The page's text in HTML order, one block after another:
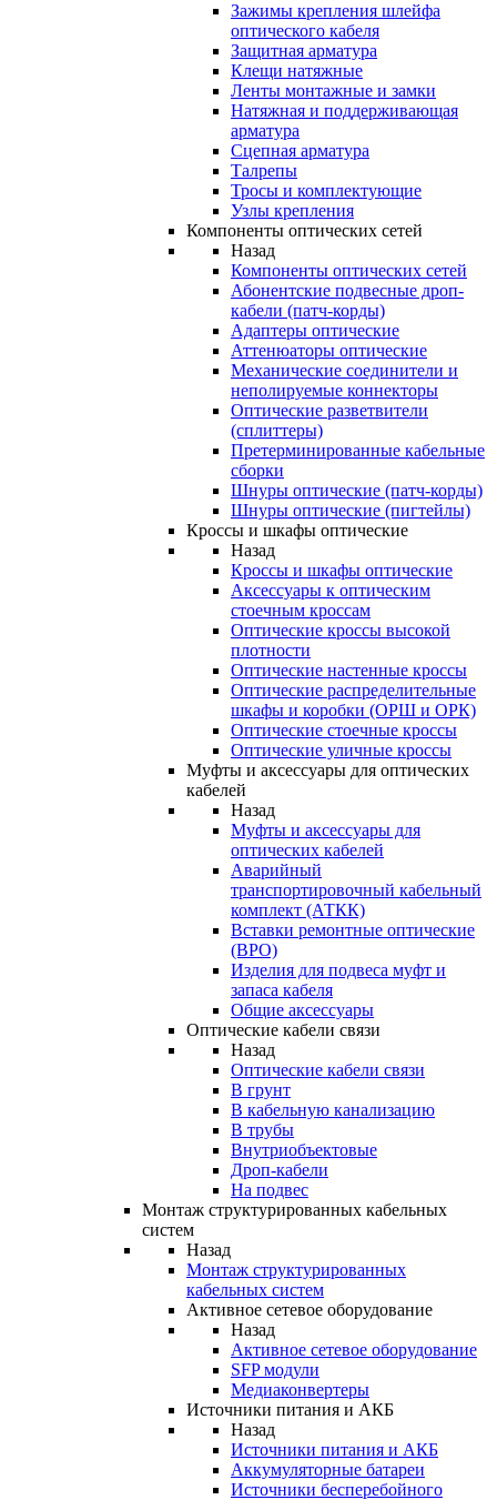
Зажимы крепления шлейфа
оптического кабеля
Защитная арматура
Клещи натяжные
Ленты монтажные и замки
Натяжная и поддерживающая
арматура
Сцепная арматура
Талрепы
Тросы и комплектующие
Узлы крепления
Компоненты оптических сетей
Назад
Компоненты оптических сетей
Абонентские подвесные дроп-
кабели (патч-корды)
Адаптеры оптические
Аттенюаторы оптические
Механические соединители и
неполируемые коннекторы
Оптические разветвители
(сплиттеры)
Претерминированные кабельные
сборки
Шнуры оптические (патч-корды)
Шнуры оптические (пигтейлы)
Кроссы и шкафы оптические
Назад
Кроссы и шкафы оптические
Аксессуары к оптическим
стоечным кроссам
Оптические кроссы высокой
плотности
Оптические настенные кроссы
Оптические распределительные
шкафы и коробки (ОРШ и ОРК)
Оптические стоечные кроссы
Оптические уличные кроссы
Муфты и аксессуары для оптических
кабелей
Назад
Муфты и аксессуары для
оптических кабелей
Аварийный
транспортировочный кабельный
комплект (АТКК)
Вставки ремонтные оптические
(ВРО)
Изделия для подвеса муфт и
запаса кабеля
Общие аксессуары
Оптические кабели связи
Назад
Оптические кабели связи
В грунт
В кабельную канализацию
В трубы
Внутриобъектовые
Дроп-кабели
На подвес
Монтаж структурированных кабельных
систем
Назад
Монтаж структурированных
кабельных систем
Активное сетевое оборудование
Назад
Активное сетевое оборудование
SFP модули
Медиаконвертеры
Источники питания и АКБ
Назад
Источники питания и АКБ
Аккумуляторные батареи
Источники бесперебойного